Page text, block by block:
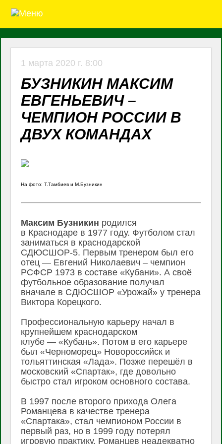
1 марта 2020 г. 8:00
БУЗНИКИН МАКСИМ
ЕВГЕНЬЕВИЧ –
ЧЕМПИОН РОССИИ В
ДВУХ КОМАНДАХ
На фото: Т.Тамбиев и М.Бузникин
Максим Бузникин родился
в Краснодаре в 1977 году. Футболом стал
заниматься в краснодарской
СДЮСШОР-5. Первым тренером был его
отец — Евгений Николаевич – чемпион
РСФСР 1973 в составе «Кубани». А своё
футбольное образование получал
вначале в СДЮСШОР «Урожай» у тренера
Виктора Корецкого.
Профессиональную карьеру начал в
крупнейшем краснодарском
клубе — «Кубань». Потом в его карьере
был «Черноморец» Новороссийск и
тольяттинская «Лада». Позже перешёл в
московский «Спартак», где довольно
быстро стал игроком основного состава.
В 1997 после второго прихода Олега
Романцева в качестве тренера
«Спартака», стал чемпионом России в
первый раз, но в 1999 году потерял
игровую практику. Романцев неадекватно